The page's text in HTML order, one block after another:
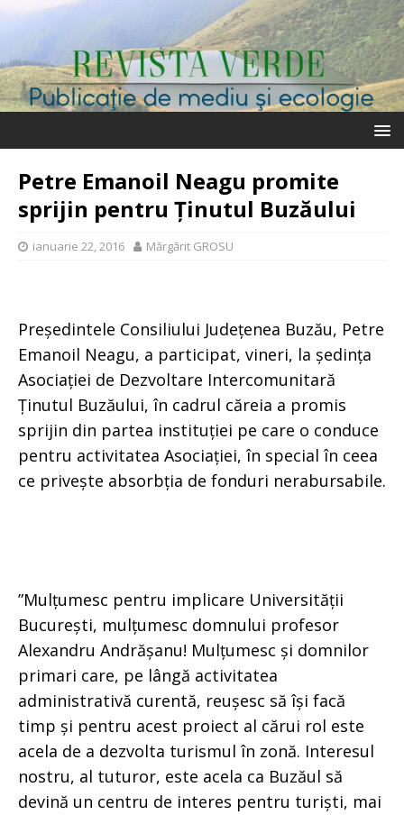
Petre Emanoil Neagu promite
sprijin pentru Ținutul Buzăului
ianuarie 22, 2016 Mărgărit GROSU
Președintele Consiliului Județenea Buzău, Petre
Emanoil Neagu, a participat, vineri, la ședința
Asociației de Dezvoltare Intercomunitară
Ținutul Buzăului, în cadrul căreia a promis
sprijin din partea instituției pe care o conduce
pentru activitatea Asociației, în special în ceea
ce privește absorbția de fonduri nerabursabile.
”Mulțumesc pentru implicare Universității
București, mulțumesc domnului profesor
Alexandru Andrășanu! Mulțumesc și domnilor
primari care, pe lângă activitatea
administrativă curentă, reușesc să își facă
timp și pentru acest proiect al cărui rol este
acela de a dezvolta turismul în zonă. Interesul
nostru, al tuturor, este acela ca Buzăul să
devină un centru de interes pentru turiști, mai